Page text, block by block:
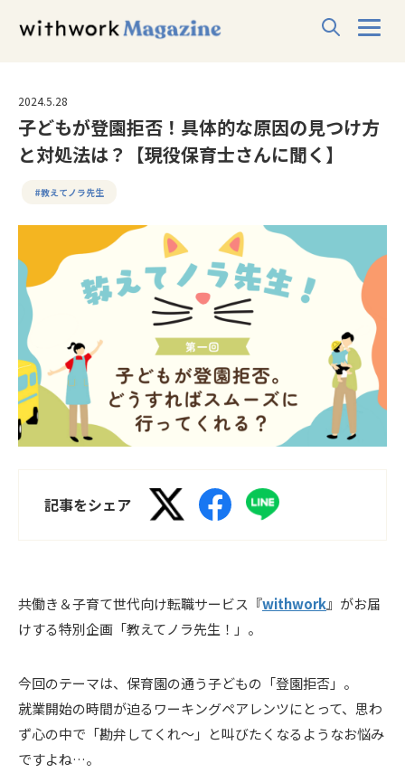
2024.5.28
子どもが登園拒否！具体的な原因の見つけ方
と対処法は？【現役保育士さんに聞く】
#教えてノラ先生
記事をシェア
共働き＆子育て世代向け転職サービス『withwork』がお届
けする特別企画「教えてノラ先生！」。
今回のテーマは、保育園の通う子どもの「登園拒否」。
就業開始の時間が迫るワーキングペアレンツにとって、思わ
ず心の中で「勘弁してくれ〜」と叫びたくなるようなお悩み
ですよね…。